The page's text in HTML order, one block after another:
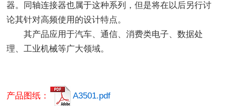
器。同轴连接器也属于这种系列，但是将在以后另行讨
论其针对高频使用的设计特点。
其产品应用于汽车、通信、消费类电子、数据处
理、工业机械等广大领域。
产品图纸： A3501.pdf